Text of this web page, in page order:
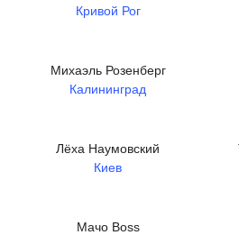
Кривой Рог
Михаэль Розенберг
Калининград
Лёха Наумовский
Киев
Мачо Boss